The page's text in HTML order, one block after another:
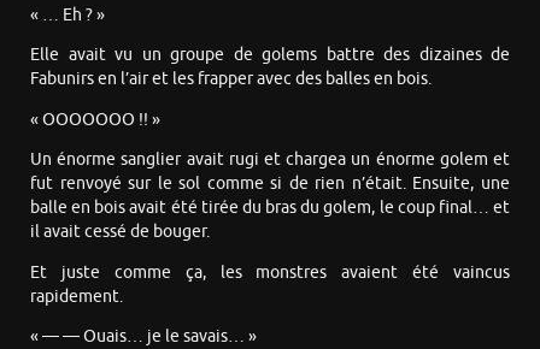
« … Eh ? »
Elle avait vu un groupe de golems battre des dizaines de
Fabunirs en l’air et les frapper avec des balles en bois.
« OOOOOOO !! »
Un énorme sanglier avait rugi et chargea un énorme golem et
fut renvoyé sur le sol comme si de rien n’était. Ensuite, une
balle en bois avait été tirée du bras du golem, le coup final… et
il avait cessé de bouger.
Et juste comme ça, les monstres avaient été vaincus
rapidement.
« — — Ouais… je le savais… »